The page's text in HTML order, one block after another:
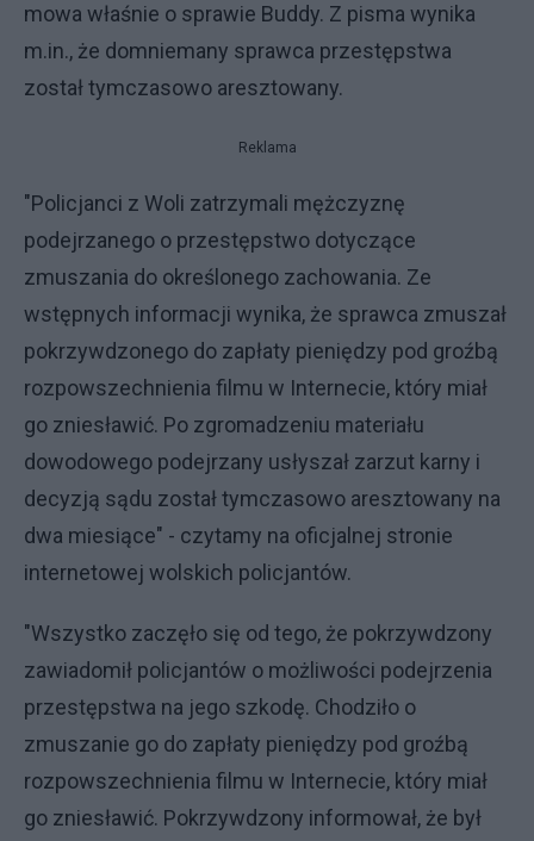
mowa właśnie o sprawie Buddy. Z pisma wynika
m.in., że domniemany sprawca przestępstwa
został tymczasowo aresztowany.
Reklama
"Policjanci z Woli zatrzymali mężczyznę
podejrzanego o przestępstwo dotyczące
zmuszania do określonego zachowania. Ze
wstępnych informacji wynika, że sprawca zmuszał
pokrzywdzonego do zapłaty pieniędzy pod groźbą
rozpowszechnienia filmu w Internecie, który miał
go zniesławić. Po zgromadzeniu materiału
dowodowego podejrzany usłyszał zarzut karny i
decyzją sądu został tymczasowo aresztowany na
dwa miesiące" - czytamy na oficjalnej stronie
internetowej wolskich policjantów.
"Wszystko zaczęło się od tego, że pokrzywdzony
zawiadomił policjantów o możliwości podejrzenia
przestępstwa na jego szkodę. Chodziło o
zmuszanie go do zapłaty pieniędzy pod groźbą
rozpowszechnienia filmu w Internecie, który miał
go zniesławić. Pokrzywdzony informował, że był